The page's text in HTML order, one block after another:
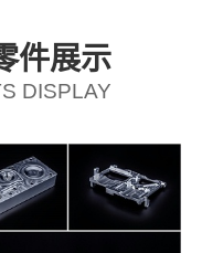
件展示
DISPLAY